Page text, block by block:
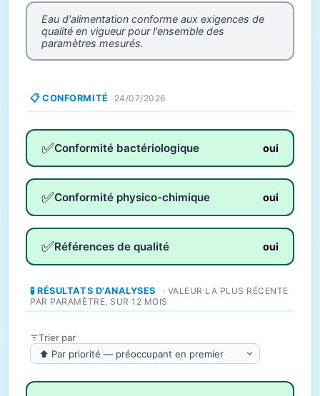
Eau d'alimentation conforme aux exigences de
qualité en vigueur pour l'ensemble des
paramètres mesurés.
📋 CONFORMITÉ 24/07/2026
✅Conformité bactériologique oui
✅Conformité physico-chimique oui
✅Références de qualité oui
🧪 RÉSULTATS D'ANALYSES
· VALEUR LA PLUS RÉCENTE
PAR PARAMÈTRE, SUR 12 MOIS
Trier par